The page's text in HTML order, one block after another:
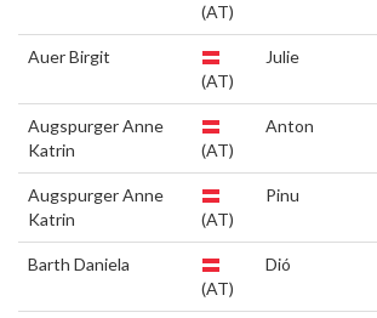
(AT)
Auer Birgit
(AT)
Julie
Augspurger Anne
Katrin
(AT)
Anton
Augspurger Anne
Katrin
(AT)
Pinu
Barth Daniela
(AT)
Dió